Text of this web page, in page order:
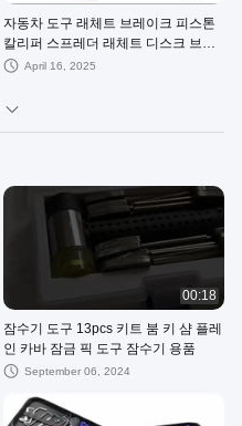
자동차 도구 래체트 브레이크 피스톤
칼리퍼 스프레더 래체트 디스크 브레
이크 칼리퍼 피스톤 칼리퍼
April 16, 2025
00:18
잠수기 도구 13pcs 키트 붐 키 샴 플레
인 카바 잠금 픽 도구 잠수기 용품
September 06, 2024